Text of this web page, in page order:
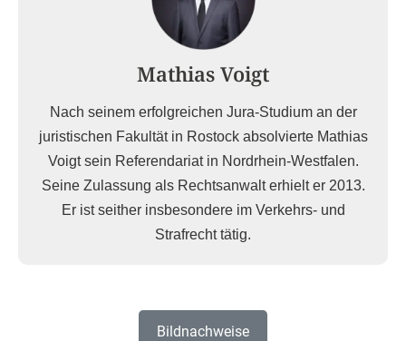
Mathias Voigt
Nach seinem erfolgreichen Jura-Studium an der
juristischen Fakultät in Rostock absolvierte Mathias
Voigt sein Referendariat in Nordrhein-Westfalen.
Seine Zulassung als Rechtsanwalt erhielt er 2013.
Er ist seither insbesondere im Verkehrs- und
Strafrecht tätig.
Bildnachweise